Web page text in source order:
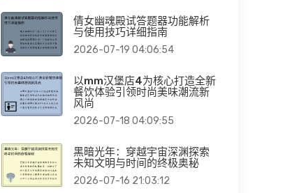
倩女幽魂殿试答题器功能解析
与使用技巧详细指南
2026-07-19 04:06:54
以mm汉堡店4为核心打造全新
餐饮体验引领时尚美味潮流新
风尚
2026-07-18 04:09:55
黑暗光年：穿越宇宙深渊探索
未知文明与时间的终极奥秘
2026-07-16 21:03:12